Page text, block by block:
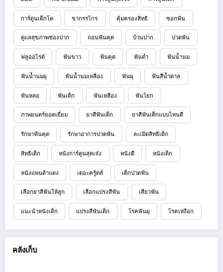
การ์ตูนเด็กโต ขากรรไกร คุ้มครองสิทธิ ซอกฟัน
ดูแลสุขภาพช่องปาก ถอนฟันคุด บ้วนปาก ปวดฟัน
ฟลูออไรด์ ฟันขาว ฟันคุด ฟันดำ ฟันน้ำนม
ฟันน้ำนมผุ ฟันน้ำนมเหลือง ฟันผุ ฟันสีน้ำตาล
ฟันหลอ ฟันเด็ก ฟันเหลือง ฟันโยก
ภาพยนตร์ยอดเยี่ยม ยาสีฟันเด็ก ยาสีฟันเด็กแบบไหนดี
รักษาฟันคุด รักษาอาการปวดฟัน ละเมิดสิทธิเด็ก
สิทธิเด็ก หนังการ์ตูนสุดเจ๋ง หนังดี หนังเด็ก
หนังแพนด้าแดง เดอะครู้ดส์ เด็กปวดฟัน
เลือกยาสีฟันให้ลูก เลือกแปรงสีฟัน เสียวฟัน
แนะนำหนังเด็ก แปรงสีฟันเด็ก โรคฟันผุ โรคเหงือก
คลังเก็บ